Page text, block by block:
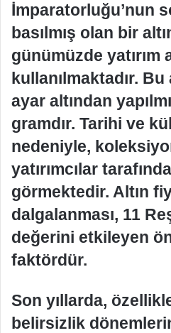
İmparatorluğu’nun
basılmış olan bir
günümüzde yatırım
kullanılmaktadır. Bu
ayar altından
gramdır. Tarihi ve
nedeniyle,
yatırımcılar
görmektedir. Altın
dalgalanması, 11
değerini etkileyen
faktördür.
Son yıllarda,
belirsizlik